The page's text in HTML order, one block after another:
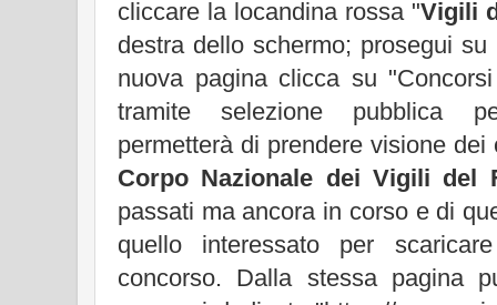
cliccare la locandina rossa "Vigili
destra dello schermo; prosegui
nuova pagina clicca su
tramite selezione pubblica
permetterà di prendere visione
Corpo Nazionale dei Vigili del
passati ma ancora in corso e di
quello interessato per
concorso. Dalla stessa pagina